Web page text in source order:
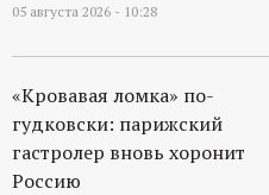
л
05 августа 2026 - 10:28
«Кровавая ломка» по-
гудковски: парижский
гастролер вновь хоронит
Россию